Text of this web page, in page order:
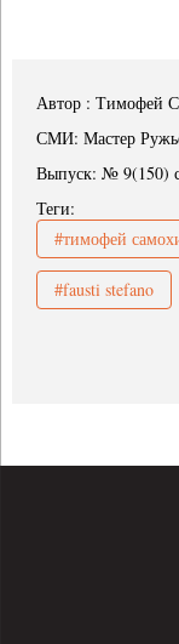
Автор : Тимофей
СМИ: Мастер
Выпуск: № 9(150)
Теги:
#тимофей
#fausti stefano